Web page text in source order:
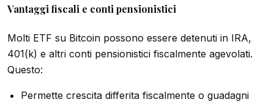
Vantaggi fiscali e conti pensionistici
Molti ETF su Bitcoin possono essere detenuti in IRA,
401(k) e altri conti pensionistici fiscalmente agevolati.
Questo:
Permette crescita differita fiscalmente o guadagni